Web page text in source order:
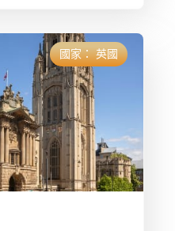
國家： 英國